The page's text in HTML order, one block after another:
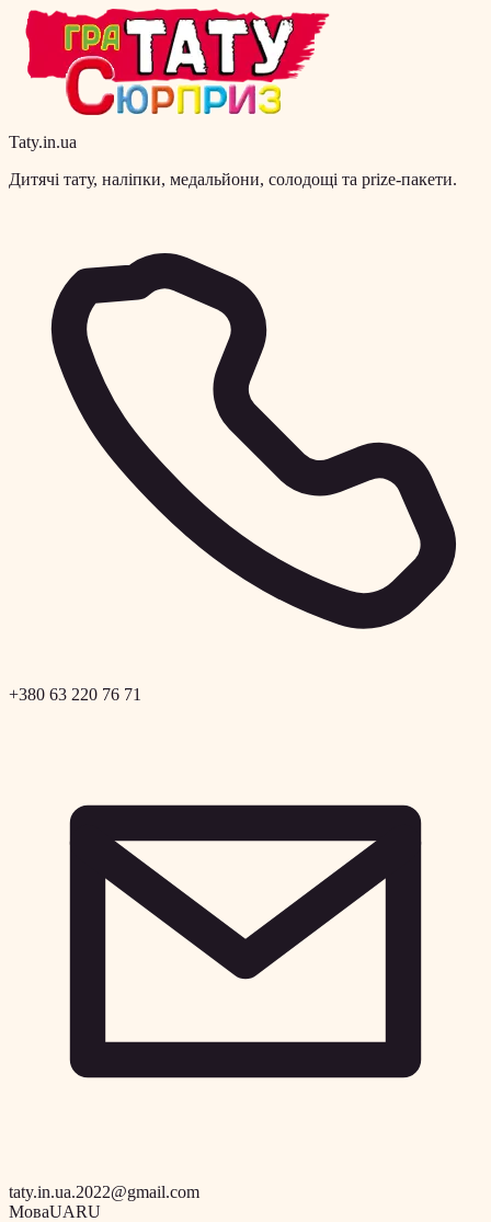
Taty.in.ua
Дитячі тату, наліпки, медальйони, солодощі та prize-пакети.
+380 63 220 76 71
taty.in.ua.2022@gmail.com
МоваUARU